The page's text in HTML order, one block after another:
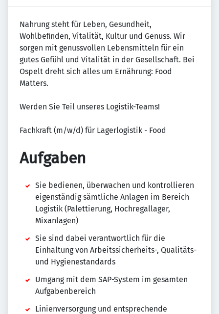
Nahrung steht für Leben, Gesundheit,
Wohlbeﬁnden, Vitalität, Kultur und Genuss. Wir
sorgen mit genussvollen Lebensmitteln für ein
gutes Gefühl und Vitalität in der Gesellschaft. Bei
Ospelt dreht sich alles um Ernährung: Food
Matters.
Werden Sie Teil unseres Logistik-Teams!
Fachkraft (m/w/d) für Lagerlogistik - Food
Aufgaben
Sie bedienen, überwachen und kontrollieren
eigenständig sämtliche Anlagen im Bereich
Logistik (Palettierung, Hochregallager,
Mixanlagen)
Sie sind dabei verantwortlich für die
Einhaltung von Arbeitssicherheits-, Qualitäts-
und Hygienestandards
Umgang mit dem SAP-System im gesamten
Aufgabenbereich
Linienversorgung und entsprechende